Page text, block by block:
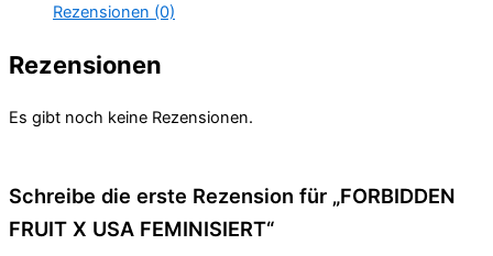
Rezensionen (0)
Rezensionen
Es gibt noch keine Rezensionen.
Schreibe die erste Rezension für „FORBIDDEN
FRUIT X USA FEMINISIERT“